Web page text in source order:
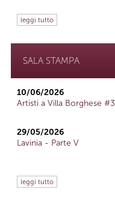
leggi tutto
SALA STAMPA
10/06/2026
Artisti a Villa Borghese #3
29/05/2026
Lavinia - Parte V
leggi tutto